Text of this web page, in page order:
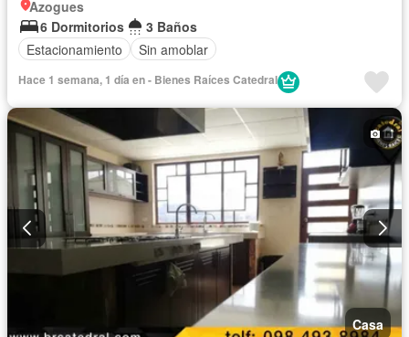
Azogues
6 Dormitorios
3 Baños
Estacionamiento
Sin amoblar
Hace 1 semana, 1 día en - Bienes Raíces Catedral
Casa